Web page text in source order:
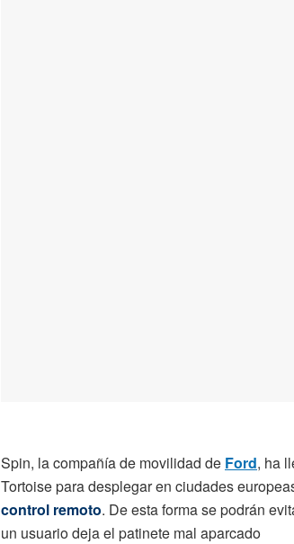
Spin, la compañía de movilidad de Ford, ha
Tortoise para desplegar en ciudades
control remoto. De esta forma se podrán
un usuario deja el patinete mal aparcado